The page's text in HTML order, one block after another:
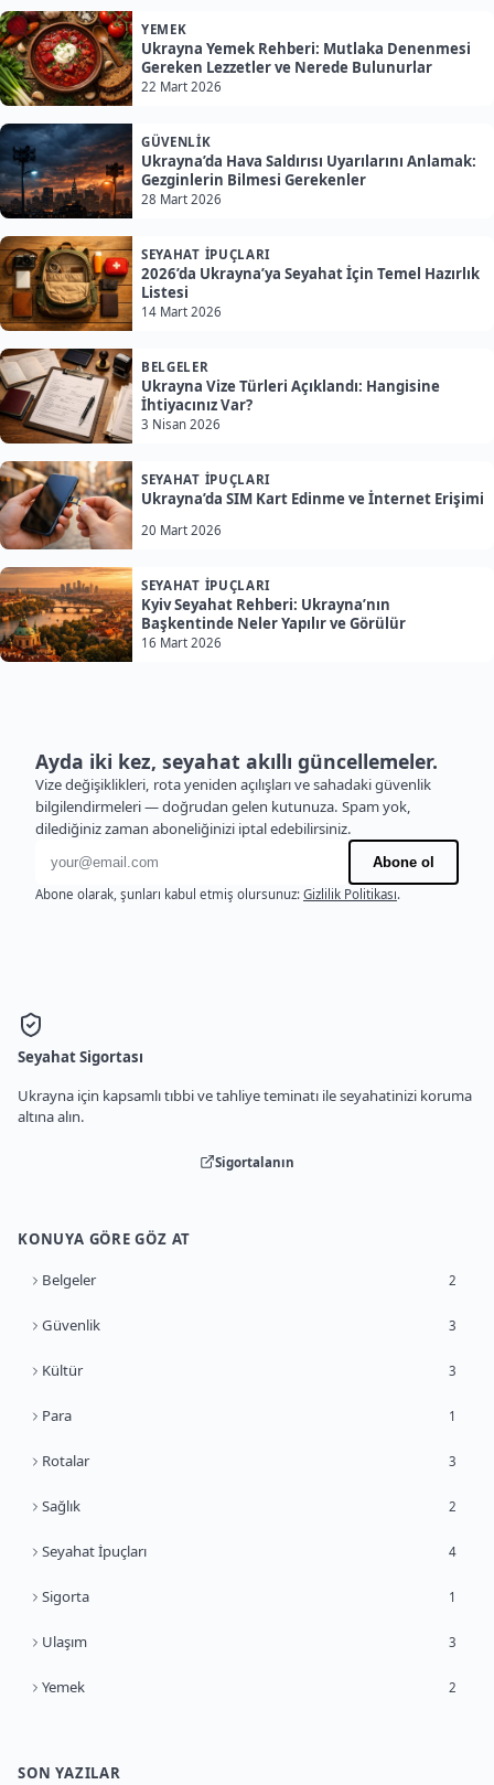
YEMEK
Ukrayna Yemek Rehberi: Mutlaka Denenmesi
Gereken Lezzetler ve Nerede Bulunurlar
22 Mart 2026
GÜVENLIK
Ukrayna’da Hava Saldırısı Uyarılarını Anlamak:
Gezginlerin Bilmesi Gerekenler
28 Mart 2026
SEYAHAT İPUÇLARI
2026’da Ukrayna’ya Seyahat İçin Temel Hazırlık
Listesi
14 Mart 2026
BELGELER
Ukrayna Vize Türleri Açıklandı: Hangisine
İhtiyacınız Var?
3 Nisan 2026
SEYAHAT İPUÇLARI
Ukrayna’da SIM Kart Edinme ve İnternet Erişimi
20 Mart 2026
SEYAHAT İPUÇLARI
Kyiv Seyahat Rehberi: Ukrayna’nın
Başkentinde Neler Yapılır ve Görülür
16 Mart 2026
Ayda iki kez, seyahat akıllı güncellemeler.
Vize değişiklikleri, rota yeniden açılışları ve sahadaki güvenlik
bilgilendirmeleri — doğrudan gelen kutunuza. Spam yok,
dilediğiniz zaman aboneliğinizi iptal edebilirsiniz.
E-posta adresi
Abone ol
Abone olarak, şunları kabul etmiş olursunuz: Gizlilik Politikası.
Seyahat Sigortası
Ukrayna için kapsamlı tıbbi ve tahliye teminatı ile seyahatinizi koruma
altına alın.
Sigortalanın
KONUYA GÖRE GÖZ AT
Belgeler 2
Güvenlik 3
Kültür 3
Para 1
Rotalar 3
Sağlık 2
Seyahat İpuçları 4
Sigorta 1
Ulaşım 3
Yemek 2
SON YAZILAR